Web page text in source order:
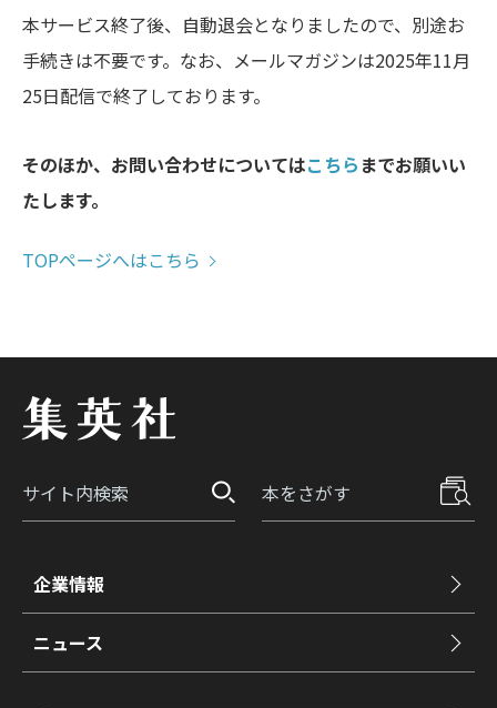
本サービス終了後、自動退会となりましたので、別途お
手続きは不要です。なお、メールマガジンは2025年11月
25日配信で終了しております。
そのほか、お問い合わせについてはこちら までお願いい
たします。
TOPページへはこちら
企業情報
ニュース